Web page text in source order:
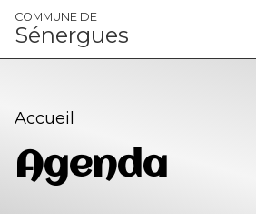
Panneau de gestion des cookies
COMMUNE DE
Sénergues
Accueil
Agenda